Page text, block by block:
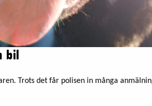
bil
Trots det får polisen in många